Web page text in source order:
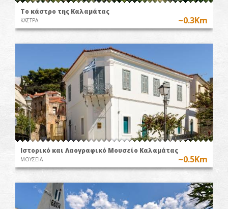
Το κάστρο της Καλαμάτας
ΚΑΣΤΡΑ ~0.3Km
Ιστορικό και Λαογραφικό Μουσείο Καλαμάτας
ΜΟΥΣΕΙΑ ~0.5Km